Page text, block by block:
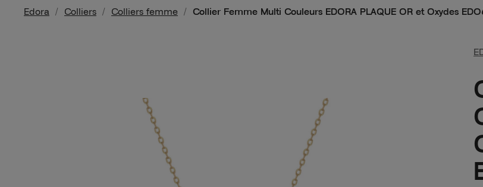
Edora Colliers Colliers femme Collier Femme Multi Couleurs EDORA PLAQUE OR et Oxydes